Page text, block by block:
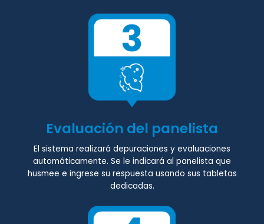
Evaluación del panelista
El sistema realizará depuraciones y evaluaciones
automáticamente. Se le indicará al panelista que
husmee e ingrese su respuesta usando sus tabletas
dedicadas.